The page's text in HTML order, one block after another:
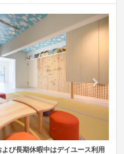
Next
び長期休暇中はデイユース利用